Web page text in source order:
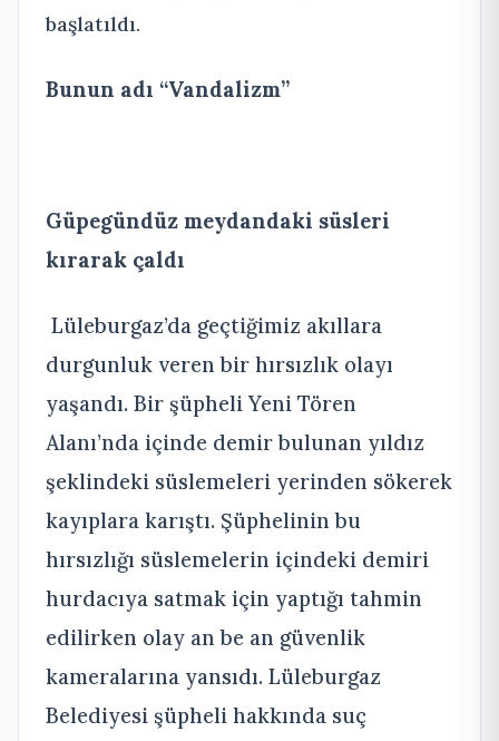
başlatıldı.
Bunun adı “Vandalizm”
Güpegündüz meydandaki süsleri
kırarak çaldı
Lüleburgaz’da geçtiğimiz akıllara
durgunluk veren bir hırsızlık olayı
yaşandı. Bir şüpheli Yeni Tören
Alanı’nda içinde demir bulunan yıldız
şeklindeki süslemeleri yerinden sökerek
kayıplara karıştı. Şüphelinin bu
hırsızlığı süslemelerin içindeki demiri
hurdacıya satmak için yaptığı tahmin
edilirken olay an be an güvenlik
kameralarına yansıdı. Lüleburgaz
Belediyesi şüpheli hakkında suç